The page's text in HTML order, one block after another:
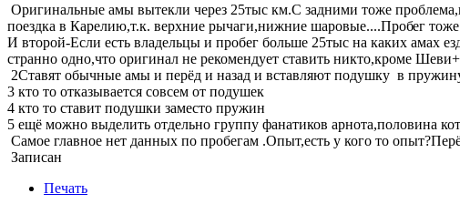
Оригинальные амы вытекли через 25тыс км.С задними тоже
поездка в Карелию,т.к. верхние рычаги,нижние шаровые....Пробег
И второй-Если есть владельцы и пробег больше 25тыс на каких амах
странно одно,что оригинал не рекомендует ставить никто,кроме
2Ставят обычные амы и перёд и назад и вставляют подушку в
3 кто то отказывается совсем от подушек
4 кто то ставит подушки заместо пружин
5 ещё можно выделить отдельно группу фанатиков арнота,половина
Самое главное нет данных по пробегам .Опыт,есть у кого то
Записан
Печать